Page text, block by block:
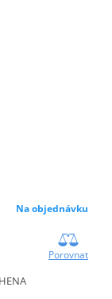
Na objednávku
Porovnat